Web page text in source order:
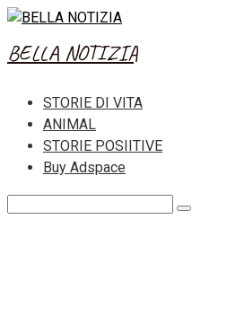
Skip
content
BELLA NOTIZIA
STORIE DI VITA
ANIMAL
STORIE POSIITIVE
Buy Adspace